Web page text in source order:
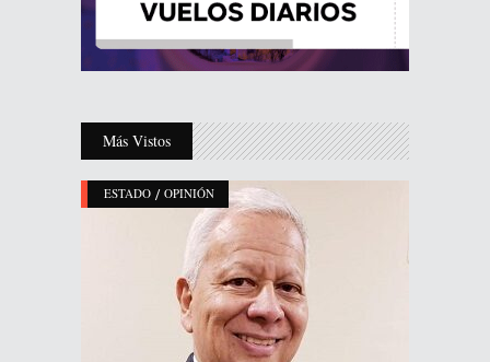
Más Vistos
ESTADO / OPINIÓN